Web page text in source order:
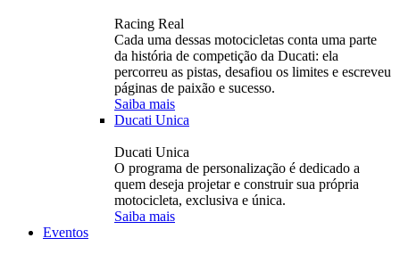
Racing Real
Cada uma dessas motocicletas conta uma parte
da história de competição da Ducati: ela
percorreu as pistas, desafiou os limites e escreveu
páginas de paixão e sucesso.
Saiba mais
Ducati Unica
Ducati Unica
O programa de personalização é dedicado a
quem deseja projetar e construir sua própria
motocicleta, exclusiva e única.
Saiba mais
Eventos